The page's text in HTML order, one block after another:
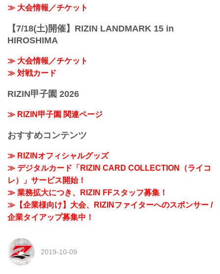
≫ 大会情報／チケット
【7/18(土)開催】RIZIN LANDMARK 15 in
HIROSHIMA
≫ 大会情報／チケット
≫ 対戦カード
RIZIN甲子園 2026
≫ RIZIN甲子園 関連ページ
おすすめコンテンツ
≫ RIZINオフィシャルグッズ
≫ デジタルカード「RIZIN CARD COLLECTION（ライコ
レ）」サービス開始！
≫ 業務拡大につき、RIZIN FFスタッフ募集！
≫【企業様向け】大会、RIZINファイターへのスポンサー /
企業タイアップ募集中！
2019-10-09